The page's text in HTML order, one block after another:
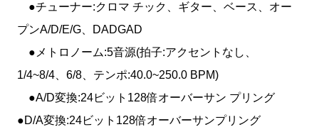
●チューナー:クロマ チック、ギター、ベース、オー
プンA/D/E/G、DADGAD
●メトロノーム:5音源(拍子:アクセントなし、
1/4~8/4、6/8、テンポ:40.0~250.0 BPM)
●A/D変換:24ビット128倍オーバーサン プリング
●D/A変換:24ビット128倍オーバーサンプリング